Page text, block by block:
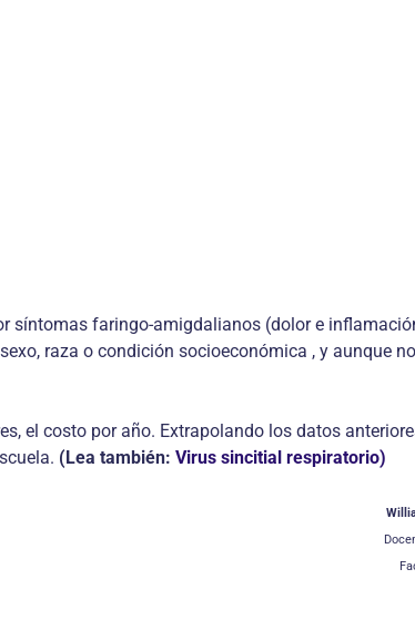
síntomas faringo-amigdalianos (dolor e
raza o condición socioeconómica , y aunque
el costo por año. Extrapolando los datos
(Lea también: Virus sincitial respiratorio)